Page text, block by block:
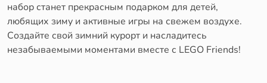
набор станет прекрасным подарком для детей,
любящих зиму и активные игры на свежем воздухе.
Создайте свой зимний курорт и насладитесь
незабываемыми моментами вместе с LEGO Friends!